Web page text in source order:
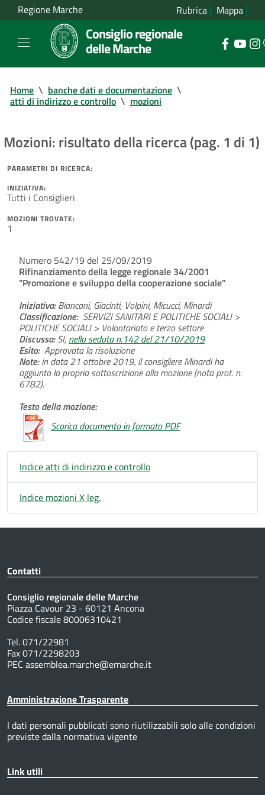
Regione Marche Rubrica Mappa
Consiglio regionale
delle Marche
Home \ banche dati e documentazione \
atti di indirizzo e controllo \ mozioni
Mozioni: risultato della ricerca (pag. 1 di 1)
PARAMETRI DI RICERCA:
INIZIATIVA:
Tutti i Consiglieri
MOZIONI TROVATE:
1
Numero 542/19 del 25/09/2019
Rifinanziamento della legge regionale 34/2001
"Promozione e sviluppo della cooperazione sociale"
Iniziativa:Biancani, Giacinti, Volpini, Micucci, Minardi
Classificazione: SERVIZI SANITARI E POLITICHE SOCIALI >
POLITICHE SOCIALI > Volontariato e terzo settore
Discussa:SI, nella seduta n.142 del 21/10/2019
Esito: Approvata la risoluzione
Note:in data 21 ottobre 2019, il consigliere Minardi ha
aggiunto la propria sottoscrizione alla mozione (nota prot. n.
6782).
Testo della mozione:
Scarica documento in formato PDF
Indice atti di indirizzo e controllo
Indice mozioni X leg.
Contatti
Consiglio regionale delle Marche
Piazza Cavour 23 - 60121 Ancona
Codice fiscale 80006310421
Tel. 071/22981
Fax 071/2298203
PEC assemblea.marche@emarche.it
Amministrazione Trasparente
I dati personali pubblicati sono riutilizzabili solo alle condizioni
previste dalla normativa vigente
Link utili